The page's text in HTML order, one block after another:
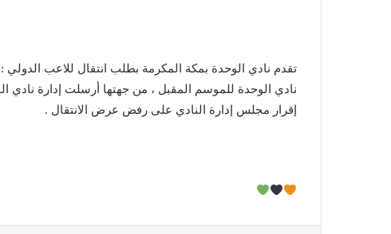
تقدم نادي الوحدة بمكة المكرمة بطلب انتقال للاعب
نادي الوحدة للموسم المقبل ، من جهتها أرسلت إدارة نادي
إقرار مجلس إدارة النادي على رفض عرض الانتقال .